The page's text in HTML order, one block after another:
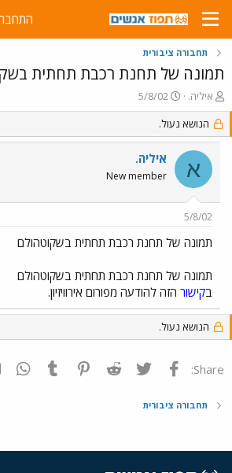
התחבר
תחבורה ציבורית
תמונה של תחנת רכבת תחתית
פ
ו
ת
ח
נ
איליה.
פ
ו
ר
ס
ם
ב
ת
ך
5/8/02
הנושא נעול.
א איליה.
New member
5/8/02
תמונה של תחנת רכבת תחתית בשקוטהולם
תמונה של תחנת רכבת תחתית בשקוטהולם
בקישור הזה להודעה מפורום אירוויזיון.
הנושא נעול.
Share: פייסבוק Twitter
Reddit
Pinterest
Tumblr
תחבורה ציבורית